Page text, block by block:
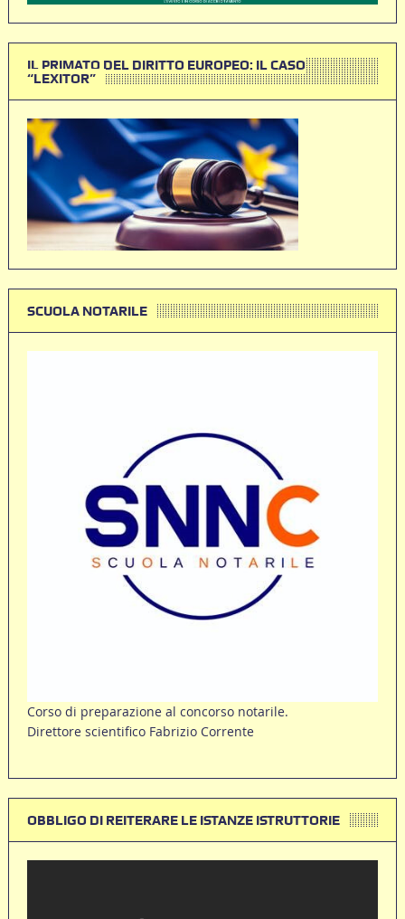
IL PRIMATO DEL DIRITTO EUROPEO: IL CASO
“LEXITOR”
SCUOLA NOTARILE
Corso di preparazione al concorso notarile.
Direttore scientifico Fabrizio Corrente
OBBLIGO DI REITERARE LE ISTANZE ISTRUTTORIE